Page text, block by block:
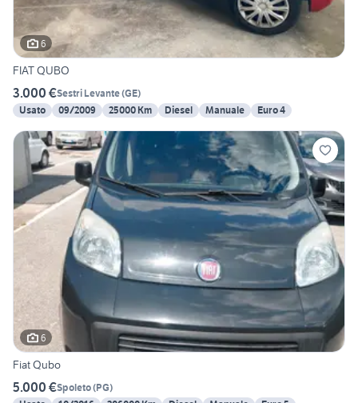
6
FIAT QUBO
3.000 €Sestri Levante(GE)
Usato
09/2009 25000 Km Diesel Manuale Euro 4
6
Fiat Qubo
5.000 €Spoleto(PG)